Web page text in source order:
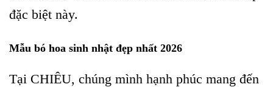
đặc biệt này.
Mẫu bó hoa sinh nhật đẹp nhất 2026
Tại CHIÊU, chúng mình hạnh phúc mang đến